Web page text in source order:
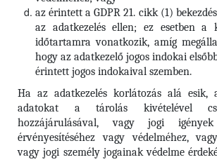
az érintett a GDPR 21. cikk (1)
az adatkezelés ellen; ez esetben a
időtartamra vonatkozik, amíg
hogy az adatkezelő jogos indokai
érintett jogos indokaival szemben.
Ha az adatkezelés korlátozás alá esik,
adatokat a tárolás kivételével
hozzájárulásával, vagy jogi igények
érvényesítéséhez vagy védelméhez,
vagy jogi személy jogainak védelme